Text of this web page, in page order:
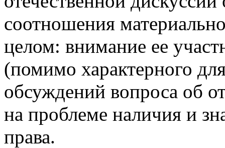
соотношения
целом: внимание ее
(помимо характерного
обсуждений вопроса об
на проблеме наличия и
права.